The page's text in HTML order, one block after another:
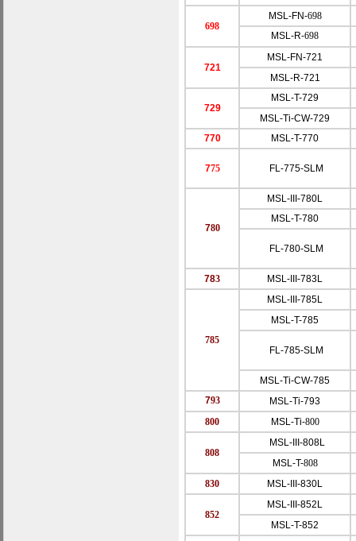
698
MSL-FN-698
MSL-R-698
721
MSL-FN-721
MSL-R-721
729
MSL-T-729
MSL-Ti-CW-729
770
MSL-T-770
775 FL-775-SLM
780
MSL-III-780L
MSL-T-780
FL-780-SLM
783 MSL-III-783L
785
MSL-III-785L
MSL-T-785
FL-785-SLM
MSL-Ti-CW-785
793
MSL-Ti-793
800
MSL-Ti-800
808
MSL-III-808L
MSL-T-808
830
MSL-III-830L
852
MSL-III-852L
MSL-T-852